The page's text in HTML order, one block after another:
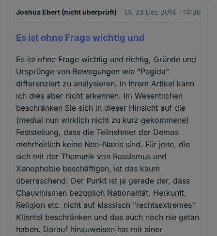
Joshua Ebert (nicht überprüft) Di. 23 Dez 2014 - 14:38
Es ist ohne Frage wichtig und
Es ist ohne Frage wichtig und richtig, Gründe und
Ursprünge von Bewegungen wie "Pegida"
differenziert zu analysieren. In Ihrem Artikel kann
ich dies aber nicht erkennen. Im Wesentlichen
beschränken Sie sich in dieser Hinsicht auf die
(medial nun wirklich nicht zu kurz gekommene)
Feststellung, dass die Teilnehmer der Demos
mehrheitlich keine Neo-Nazis sind. Für jene, die
sich mit der Thematik von Rassismus und
Xenophobie beschäftigen, ist das kaum
überraschend. Der Punkt ist ja gerade der, dass
Chauvinismen bezüglich Nationalität, Herkunft,
Religion etc. nicht auf klassisch "rechtsextremes"
Klientel beschränken und das auch noch nie getan
haben. Darauf hinzuweisen hat mit einer